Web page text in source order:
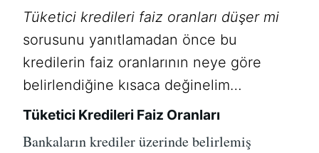
Tüketici kredileri faiz oranları düşer mi
sorusunu yanıtlamadan önce bu
kredilerin faiz oranlarının neye göre
belirlendiğine kısaca değinelim…
Tüketici Kredileri Faiz Oranları
Bankaların krediler üzerinde belirlemiş